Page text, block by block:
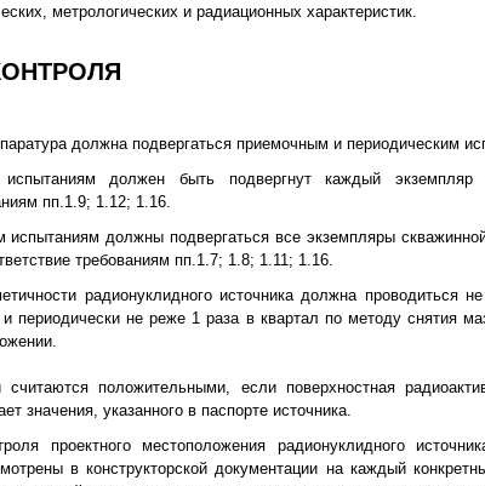
метрологических и радиационных характеристик.
должна подвергаться приемочным и периодическим
должен быть подвергнут каждый экземпляр
пп.1.9; 1.12; 1.16.
испытаниям должны подвергаться все экземпляры
требованиям пп.1.7; 1.8; 1.11; 1.16.
радионуклидного источника должна проводиться
периодически не реже 1 раза в квартал по методу снятия
считаются положительными, если поверхностная
значения, указанного в паспорте источника.
проектного местоположения радионуклидного
в конструкторской документации на каждый